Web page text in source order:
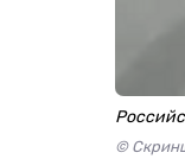
©